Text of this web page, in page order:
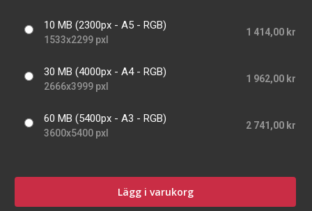
10 MB (2300px - A5 - RGB)
1533x2299 pxl
1 414,00 kr
30 MB (4000px - A4 - RGB)
2666x3999 pxl
1 962,00 kr
60 MB (5400px - A3 - RGB)
3600x5400 pxl
2 741,00 kr
Lägg i varukorg